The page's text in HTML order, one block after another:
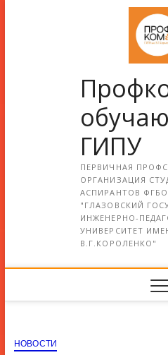
ГИПУ
ПЕРВИЧНАЯ
ОРГАНИЗАЦИЯ
АСПИРАНТОВ
"ГЛАЗОВСКИЙ
ИНЖЕНЕРНО-
УНИВЕРСИТЕТ
В.Г.КОРОЛЕНКО"
НОВОСТИ